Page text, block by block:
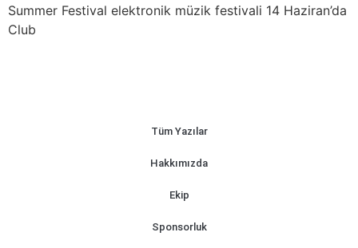
Summer Festival elektronik müzik festivali 14 Haziran’da
Club
Tüm Yazılar
Hakkımızda
Ekip
Sponsorluk